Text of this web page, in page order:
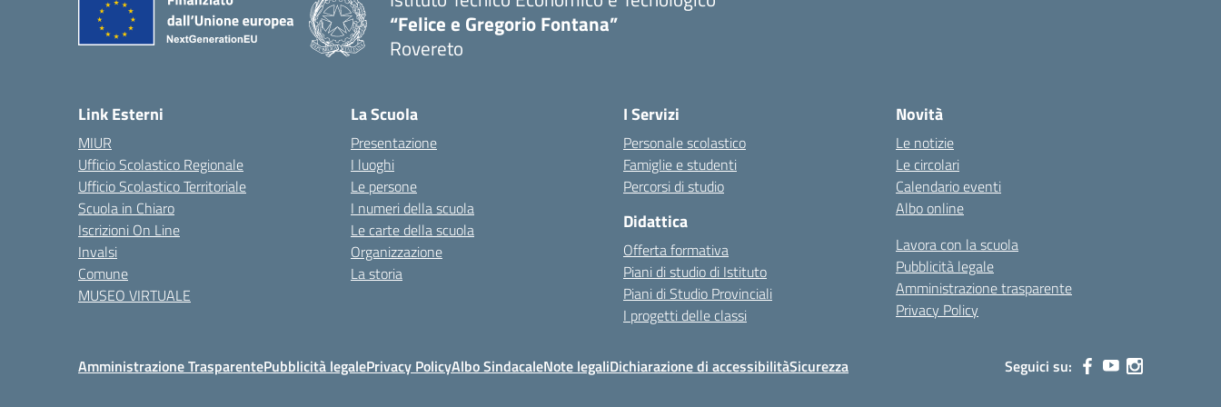
“Felice e Gregorio Fontana”
Rovereto
Link Esterni
MIUR
Ufficio Scolastico Regionale
Ufficio Scolastico Territoriale
Scuola in Chiaro
Iscrizioni On Line
Invalsi
Comune
MUSEO VIRTUALE
La Scuola
Presentazione
I luoghi
Le persone
I numeri della scuola
Le carte della scuola
Organizzazione
La storia
I Servizi
Personale scolastico
Famiglie e studenti
Percorsi di studio
Didattica
Offerta formativa
Piani di studio di Istituto
Piani di Studio Provinciali
I progetti delle classi
Novità
Le notizie
Le circolari
Calendario eventi
Albo online
Lavora con la scuola
Pubblicità legale
Amministrazione trasparente
Privacy Policy
Amministrazione TrasparentePubblicità legalePrivacy PolicyAlbo SindacaleNote legaliDichiarazione di accessibilitàSicurezza Seguici su: